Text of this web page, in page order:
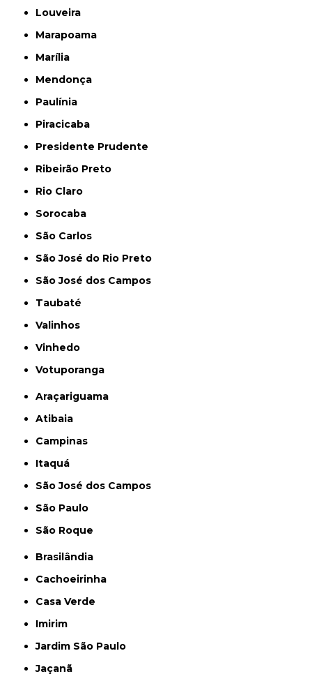
Louveira
Marapoama
Marília
Mendonça
Paulínia
Piracicaba
Presidente Prudente
Ribeirão Preto
Rio Claro
Sorocaba
São Carlos
São José do Rio Preto
São José dos Campos
Taubaté
Valinhos
Vinhedo
Votuporanga
Araçariguama
Atibaia
Campinas
Itaquá
São José dos Campos
São Paulo
São Roque
Brasilândia
Cachoeirinha
Casa Verde
Imirim
Jardim São Paulo
Jaçanã